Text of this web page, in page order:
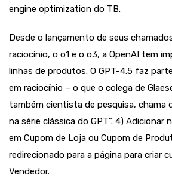
engine optimization do TB.
Desde o lançamento de seus
raciocínio, o o1 e o o3, a OpenAI tem
linhas de produtos. O GPT-4.5 faz
em raciocínio – o que o colega de
também cientista de pesquisa, chama
na série clássica do GPT”. 4) Adicionar
em Cupom de Loja ou Cupom de
redirecionado para a página para criar
Vendedor.